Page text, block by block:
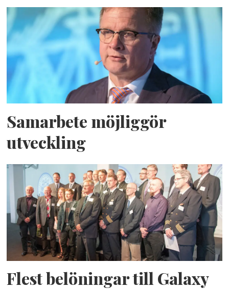
Samarbete möjliggör
utveckling
Flest belöningar till Galaxy